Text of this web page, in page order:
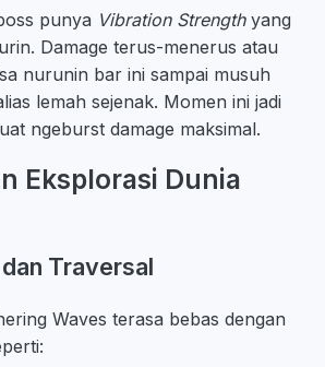
punya Vibration Strengthyang
Damage terus-menerus atau
nurunin bar ini sampai musuh
lemah sejenak. Momen ini jadi
ngeburst damage maksimal.
Eksplorasi Dunia
Traversal
Waves terasa bebas dengan